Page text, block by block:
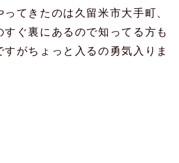
ってきたのは久留米市大手町、
すぐ裏にあるので知ってる方も
すがちょっと入るの勇気入りま